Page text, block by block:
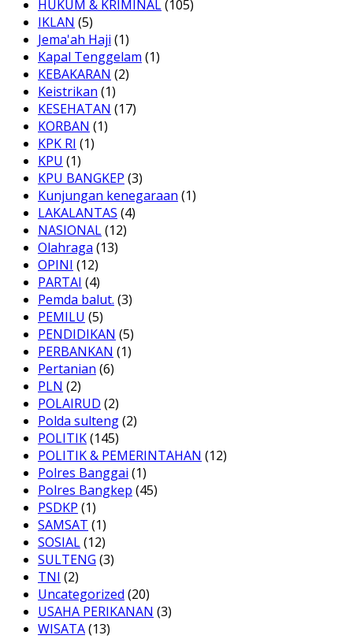
HUKUM & KRIMINAL(105)
IKLAN (5)
Jema'ah Haji (1)
Kapal Tenggelam (1)
KEBAKARAN (2)
Keistrikan (1)
KESEHATAN (17)
KORBAN (1)
KPK RI (1)
KPU (1)
KPU BANGKEP (3)
Kunjungan kenegaraan (1)
LAKALANTAS (4)
NASIONAL(12)
Olahraga (13)
OPINI (12)
PARTAI (4)
Pemda balut. (3)
PEMILU (5)
PENDIDIKAN (5)
PERBANKAN (1)
Pertanian (6)
PLN (2)
POLAIRUD (2)
Polda sulteng(2)
POLITIK(145)
POLITIK & PEMERINTAHAN (12)
Polres Banggai (1)
Polres Bangkep (45)
PSDKP (1)
SAMSAT (1)
SOSIAL(12)
SULTENG (3)
TNI (2)
Uncategorized (20)
USAHA PERIKANAN (3)
WISATA(13)